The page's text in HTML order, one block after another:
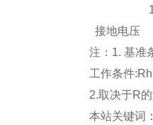
接地电压
注：1. 基准
工作条件
2.取决于R
本站关键词